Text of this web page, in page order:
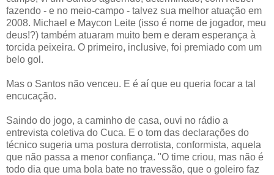
fazendo - e no meio-campo - talvez sua melhor atuação em
2008. Michael e Maycon Leite (isso é nome de jogador, meu
deus!?) também atuaram muito bem e deram esperança à
torcida peixeira. O primeiro, inclusive, foi premiado com um
belo gol.
Mas o Santos não venceu. E é aí que eu queria focar a tal
encucação.
Saindo do jogo, a caminho de casa, ouvi no rádio a
entrevista coletiva do Cuca. E o tom das declarações do
técnico sugeria uma postura derrotista, conformista, aquela
que não passa a menor confiança. "O time criou, mas não é
todo dia que uma bola bate no travessão, que o goleiro faz